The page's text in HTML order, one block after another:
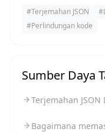
#Terjemahan JSON #
#Perlindungan kode
Sumber Daya
Terjemahan
Bagaimana